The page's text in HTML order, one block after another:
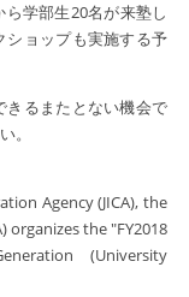
学部生20名が来塾し
ショップも実施する予
きるまたとない機会で
。
Agency (JICA), the
organizes the "FY2018
(University